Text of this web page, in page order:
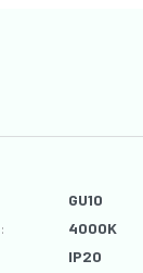
GU10
:
4000K
IP20